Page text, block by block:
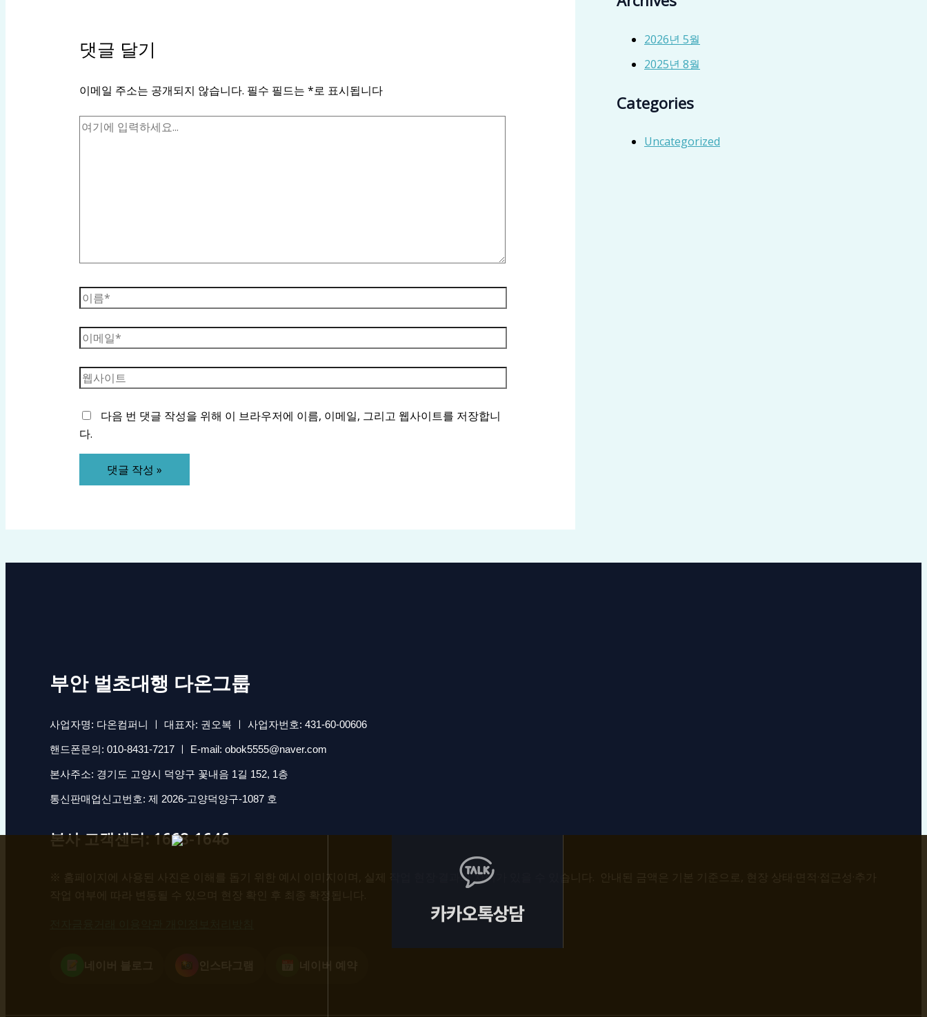
댓글 달기
이메일 주소는 공개되지 않습니다. 필수 필드는 *로 표시됩니다
다음 번 댓글 작성을 위해 이 브라우저에 이름, 이메일, 그리고 웹사이트를 저장합니
다.
2026년 5월
2025년 8월
Categories
Uncategorized
부안 벌초대행 다온그룹
사업자명: 다온컴퍼니 ㅣ 대표자: 권오복 ㅣ 사업자번호: 431-60-00606
핸드폰문의: 010-8431-7217 ㅣ E-mail: obok5555@naver.com
본사주소: 경기도 고양시 덕양구 꽃내음 1길 152, 1층
통신판매업신고번호: 제 2026-고양덕양구-1087 호
본사 고객센터: 1668-1646
※ 홈페이지에 사용된 사진은 이해를 돕기 위한 예시 이미지이며, 실제 작업 현장·결과와 차이가 있을 수 있습니다. 안내된 금액은 기본 기준으로, 현장 상태·면적·접근성·추가
작업 여부에 따라 변동될 수 있으며 현장 확인 후 최종 확정됩니다.